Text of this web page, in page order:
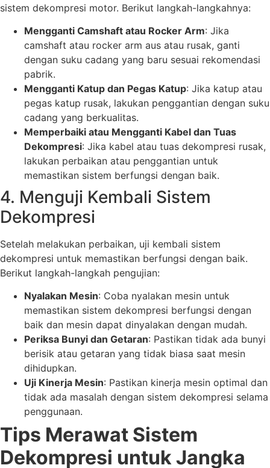
sistem dekompresi motor. Berikut langkah-langkahnya:
Mengganti Camshaft atau Rocker Arm: Jika
camshaft atau rocker arm aus atau rusak, ganti
dengan suku cadang yang baru sesuai rekomendasi
pabrik.
Mengganti Katup dan Pegas Katup: Jika katup atau
pegas katup rusak, lakukan penggantian dengan suku
cadang yang berkualitas.
Memperbaiki atau Mengganti Kabel dan Tuas
Dekompresi: Jika kabel atau tuas dekompresi rusak,
lakukan perbaikan atau penggantian untuk
memastikan sistem berfungsi dengan baik.
4. Menguji Kembali Sistem
Dekompresi
Setelah melakukan perbaikan, uji kembali sistem
dekompresi untuk memastikan berfungsi dengan baik.
Berikut langkah-langkah pengujian:
Nyalakan Mesin: Coba nyalakan mesin untuk
memastikan sistem dekompresi berfungsi dengan
baik dan mesin dapat dinyalakan dengan mudah.
Periksa Bunyi dan Getaran: Pastikan tidak ada bunyi
berisik atau getaran yang tidak biasa saat mesin
dihidupkan.
Uji Kinerja Mesin: Pastikan kinerja mesin optimal dan
tidak ada masalah dengan sistem dekompresi selama
penggunaan.
Tips Merawat Sistem
Dekompresi untuk Jangka